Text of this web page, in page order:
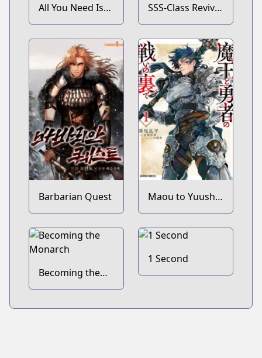
All You Need Is
Kill
SSS-Class Revival
Hunter
Barbarian Quest
Maou to Yuusha
no Tatakai no
Ura de
Becoming the
Monarch
1 Second